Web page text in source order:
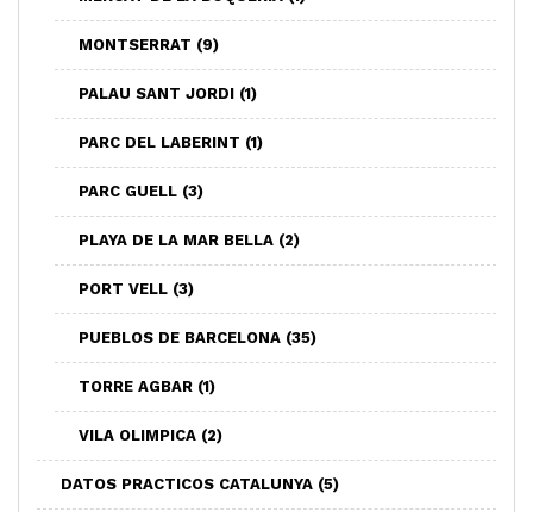
MONTSERRAT (9)
PALAU SANT JORDI (1)
PARC DEL LABERINT (1)
PARC GUELL (3)
PLAYA DE LA MAR BELLA (2)
PORT VELL (3)
PUEBLOS DE BARCELONA (35)
TORRE AGBAR (1)
VILA OLIMPICA (2)
DATOS PRACTICOS CATALUNYA (5)